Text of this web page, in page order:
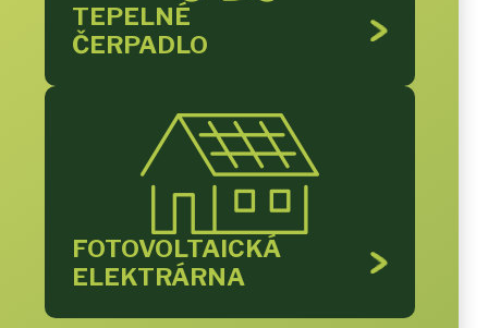
TEPELNÉ
ČERPADLO
FOTOVOLTAICKÁ
ELEKTRÁRNA